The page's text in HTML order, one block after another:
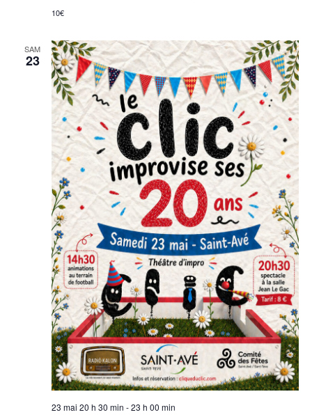
10€
SAM
23
23 mai 20 h 30 min -23 h 00 min